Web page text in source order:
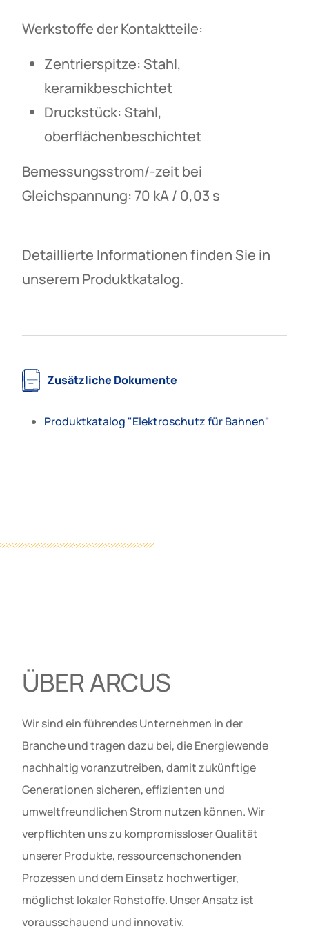
Werkstoffe der Kontaktteile:
Zentrierspitze: Stahl,
keramikbeschichtet
Druckstück: Stahl,
oberflächenbeschichtet
Bemessungsstrom/-zeit bei
Gleichspannung: 70 kA / 0,03 s
Detaillierte Informationen finden Sie in
unserem Produktkatalog.
Zusätzliche Dokumente
Produktkatalog "Elektroschutz für Bahnen"
ÜBER ARCUS
Wir sind ein führendes Unternehmen in der
Branche und tragen dazu bei, die Energiewende
nachhaltig voranzutreiben, damit zukünftige
Generationen sicheren, effizienten und
umweltfreundlichen Strom nutzen können. Wir
verpflichten uns zu kompromissloser Qualität
unserer Produkte, ressourcenschonenden
Prozessen und dem Einsatz hochwertiger,
möglichst lokaler Rohstoffe. Unser Ansatz ist
vorausschauend und innovativ.